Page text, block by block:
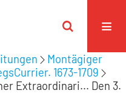
Montägiger
1673-1709
Extraordinari... Den 3.